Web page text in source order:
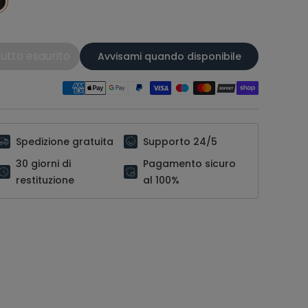
Avvisami quando disponibile
Spedizione gratuita
Supporto 24/5
30 giorni di
restituzione
Pagamento sicuro
al 100%